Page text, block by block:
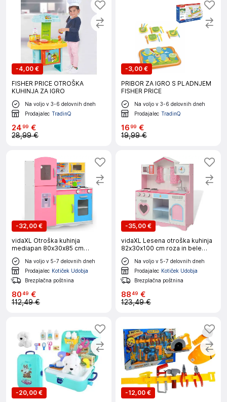
-4,00 €
FISHER PRICE OTROŠKA
KUHINJA ZA IGRO
Na voljo v 3-6 delovnih dneh
Prodajalec TradinQ
2499 €
28,99 €
-3,00 €
PRIBOR ZA IGRO S PLADNJEM
FISHER PRICE
Na voljo v 3-6 delovnih dneh
Prodajalec TradinQ
1699 €
19,99 €
-32,00 €
vidaXL Otroška kuhinja
mediapan 80x30x85 cm
večbarvna
Na voljo v 5-7 delovnih dneh
Prodajalec Kotiček Udobja
Brezplačna poštnina
8049 €
112,49 €
-35,00 €
vidaXL Lesena otroška kuhinja
82x30x100 cm roza in bele
barve
Na voljo v 5-7 delovnih dneh
Prodajalec Kotiček Udobja
Brezplačna poštnina
8849 €
123,49 €
-20,00 €
-12,00 €